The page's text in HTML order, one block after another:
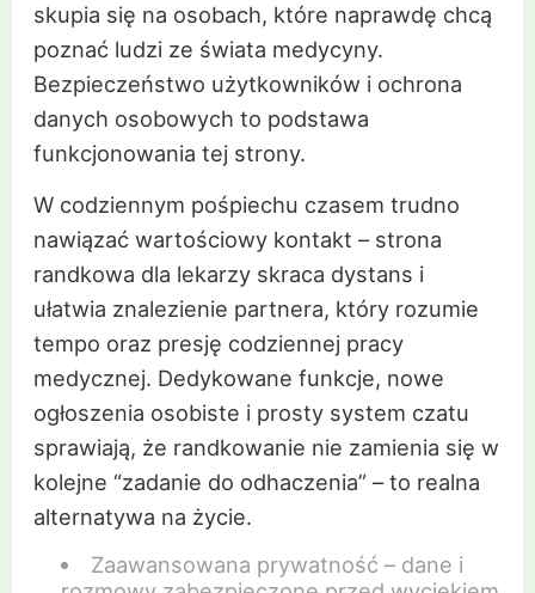
skupia się na osobach, które naprawdę chcą
poznać ludzi ze świata medycyny.
Bezpieczeństwo użytkowników i ochrona
danych osobowych to podstawa
funkcjonowania tej strony.
W codziennym pośpiechu czasem trudno
nawiązać wartościowy kontakt – strona
randkowa dla lekarzy skraca dystans i
ułatwia znalezienie partnera, który rozumie
tempo oraz presję codziennej pracy
medycznej. Dedykowane funkcje, nowe
ogłoszenia osobiste i prosty system czatu
sprawiają, że randkowanie nie zamienia się w
kolejne “zadanie do odhaczenia” – to realna
alternatywa na życie.
Zaawansowana prywatność – dane i